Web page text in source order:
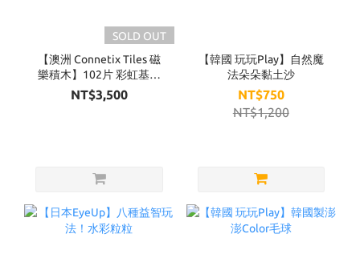
SOLD OUT
【澳洲 Connetix Tiles 磁
樂積木】102片 彩虹基本
組
NT$3,500
【韓國 玩玩Play】自然魔
法朵朵黏土沙
NT$750
NT$1,200